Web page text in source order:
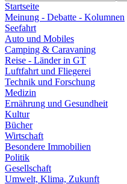
Startseite
Meinung - Debatte - Kolumnen
Seefahrt
Auto und Mobiles
Camping & Caravaning
Reise - Länder in GT
Luftfahrt und Fliegerei
Technik und Forschung
Medizin
Ernährung und Gesundheit
Kultur
Bücher
Wirtschaft
Besondere Immobilien
Politik
Gesellschaft
Umwelt, Klima, Zukunft